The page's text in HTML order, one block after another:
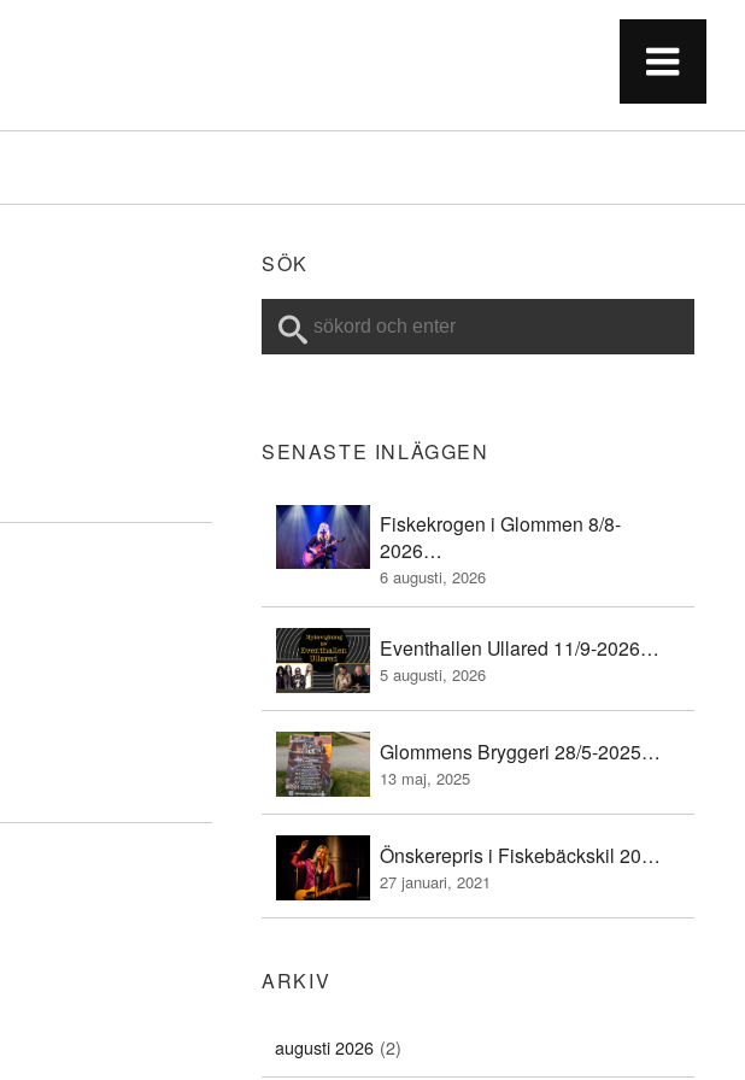
SÖK
SENASTE INLÄGGEN
Fiskekrogen i Glommen 8/8-
2026…
6 augusti, 2026
Eventhallen Ullared 11/9-2026…
5 augusti, 2026
Glommens Bryggeri 28/5-2025…
13 maj, 2025
Önskerepris i Fiskebäckskil 20…
27 januari, 2021
ARKIV
augusti 2026 (2)